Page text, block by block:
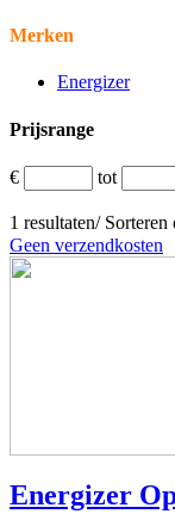
Merken
Energizer
Prijsrange
€ tot
1 resultaten/Sorteren
Geen verzendkosten
Energizer